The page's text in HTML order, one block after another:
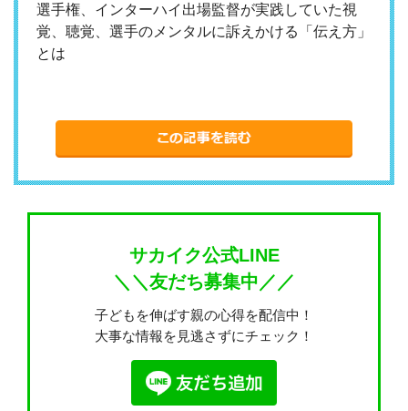
選手権、インターハイ出場監督が実践していた視
覚、聴覚、選手のメンタルに訴えかける「伝え方」
とは
サカイク公式LINE
＼＼友だち募集中／／
子どもを伸ばす親の心得を配信中！
大事な情報を見逃さずにチェック！